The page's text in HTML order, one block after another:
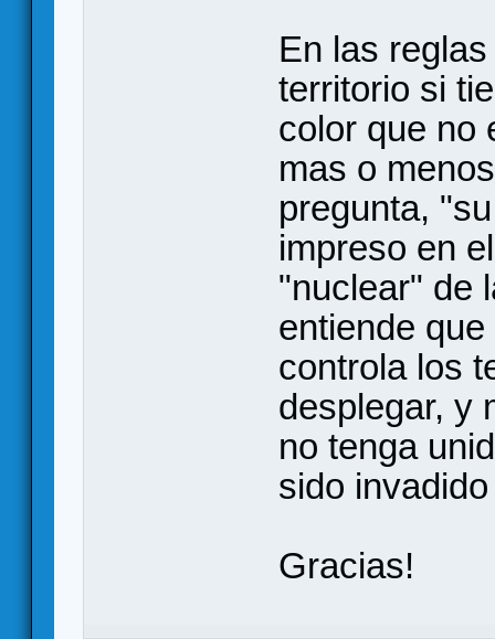
En las
territorio si
color que no
mas o
pregunta,
impreso en
"nuclear" de
entiende
controla los
desplegar, y
no tenga
sido
Gracias!